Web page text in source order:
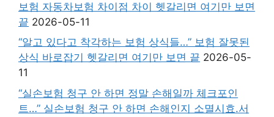
보험 자동차보험 차이점 차이 헷갈리면 여기만 보면
끝 2026-05-11
“알고 있다고 착각하는 보험 상식들…” 보험 잘못된
상식 바로잡기 헷갈리면 여기만 보면 끝 2026-05-
11
“실손보험 청구 안 하면 정말 손해일까 체크포인
트…” 실손보험 청구 안 하면 손해인지 소멸시효.서